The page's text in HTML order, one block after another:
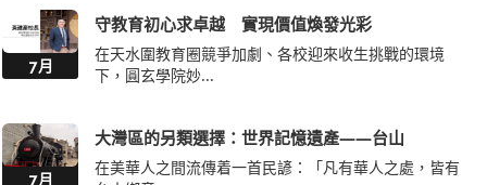
7月
守教育初心求卓越 實現價值煥發光彩
在天水圍教育圈競爭加劇、各校迎來收生挑戰的環境
下，圓玄學院妙...
7月
大灣區的另類選擇：世界記憶遺產——台山
在美華人之間流傳着一首民諺：「凡有華人之處，皆有